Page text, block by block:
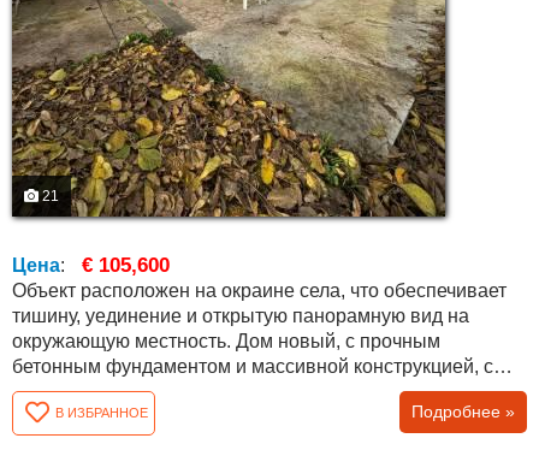
21
Цена: € 105,600
Объект расположен на окраине села, что обеспечивает
тишину, уединение и открытую панорамную вид на
окружающую местность. Дом новый, с прочным
бетонным фундаментом и массивной конструкцией, с
бетонным перекрытием. Застроенная площадь
составляет около 70 кв.м, при этом мансардный этаж
позволяет обустроить дополнительное жилое
В ИЗБРАННОЕ Подробнее »